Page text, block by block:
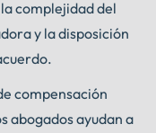
complejidad del
y la disposición
compensación
abogados ayudan a